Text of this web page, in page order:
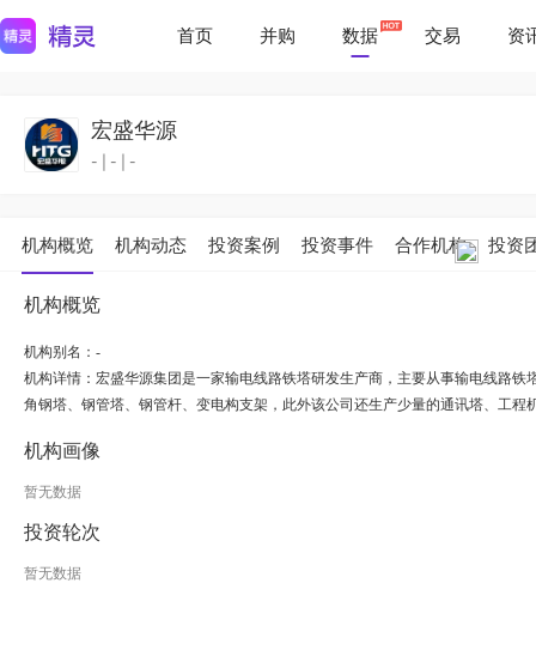
首页 并购 数据 交易 资
宏盛华源
- - -
机构概览 机构动态 投资案例 投资事件 合作机构 投资
机构概览
机构别名：-
机构详情： 宏盛华源集团是一家输电线路铁塔研发生产商，主要从事输电线路
角钢塔、钢管塔、钢管杆、变电构支架，此外该公司还生产少量的通讯塔、工程
机构画像
暂无数据
投资轮次
暂无数据